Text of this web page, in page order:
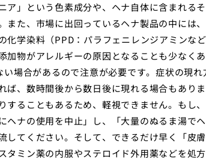
ア」という色素成分や、ヘナ自体に含まれる
また、市場に出回っているヘナ製品の中には
化学染料（PPD：パラフェニレンジアミンな
加物がアレルギーの原因となることも少なく
場合があるので注意が必要です。症状の現
ば、数時間後から数日後に現れる場合もあり
することもあるため、軽視できません。もし
ヘナの使用を中止」し、「大量のぬるま湯で
してください。そして、できるだけ早く「皮
タミン薬の内服やステロイド外用薬などを処